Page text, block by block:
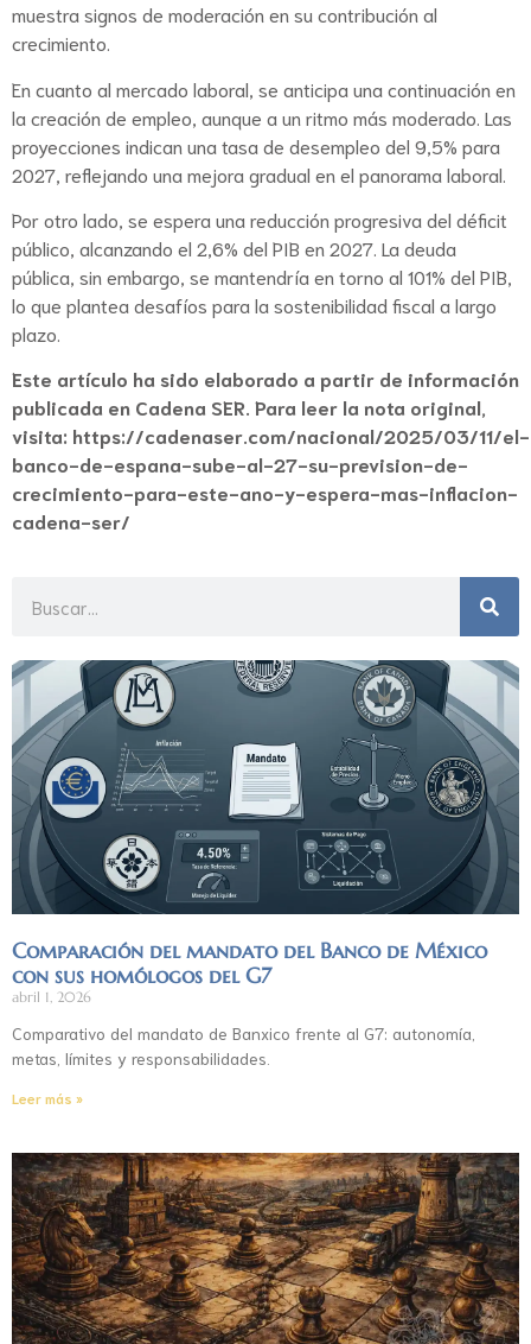
muestra signos de moderación en su contribución al
crecimiento.
En cuanto al mercado laboral, se anticipa una continuación en
la creación de empleo, aunque a un ritmo más moderado. Las
proyecciones indican una tasa de desempleo del 9,5% para
2027, reflejando una mejora gradual en el panorama laboral.
Por otro lado, se espera una reducción progresiva del déficit
público, alcanzando el 2,6% del PIB en 2027. La deuda
pública, sin embargo, se mantendría en torno al 101% del PIB,
lo que plantea desafíos para la sostenibilidad fiscal a largo
plazo.
Este artículo ha sido elaborado a partir de información
publicada en Cadena SER. Para leer la nota original,
visita: https://cadenaser.com/nacional/2025/03/11/el-
banco-de-espana-sube-al-27-su-prevision-de-
crecimiento-para-este-ano-y-espera-mas-inflacion-
cadena-ser/
Comparación del mandato del Banco de México
con sus homólogos del G7
abril 1, 2026
Comparativo del mandato de Banxico frente al G7: autonomía,
metas, límites y responsabilidades.
Leer más »